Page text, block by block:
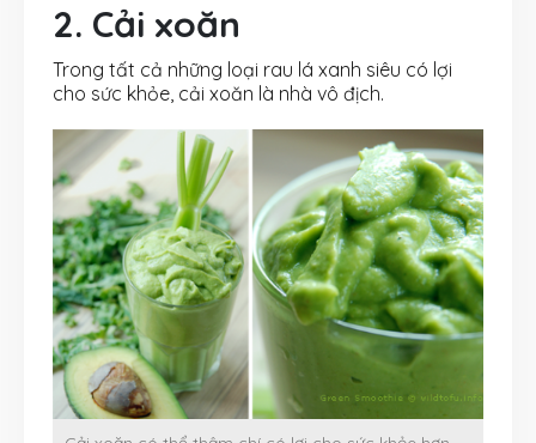
2. Cải xoăn
Trong tất cả những loại rau lá xanh siêu có lợi
cho sức khỏe, cải xoăn là nhà vô địch.